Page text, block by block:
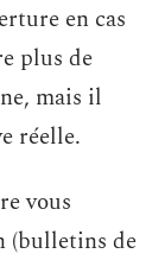
en cas
plus de
mais il
réelle.
vous
(bulletins de